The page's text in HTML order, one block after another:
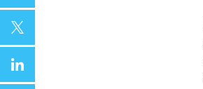
share on Twitter
share on LinkedIn